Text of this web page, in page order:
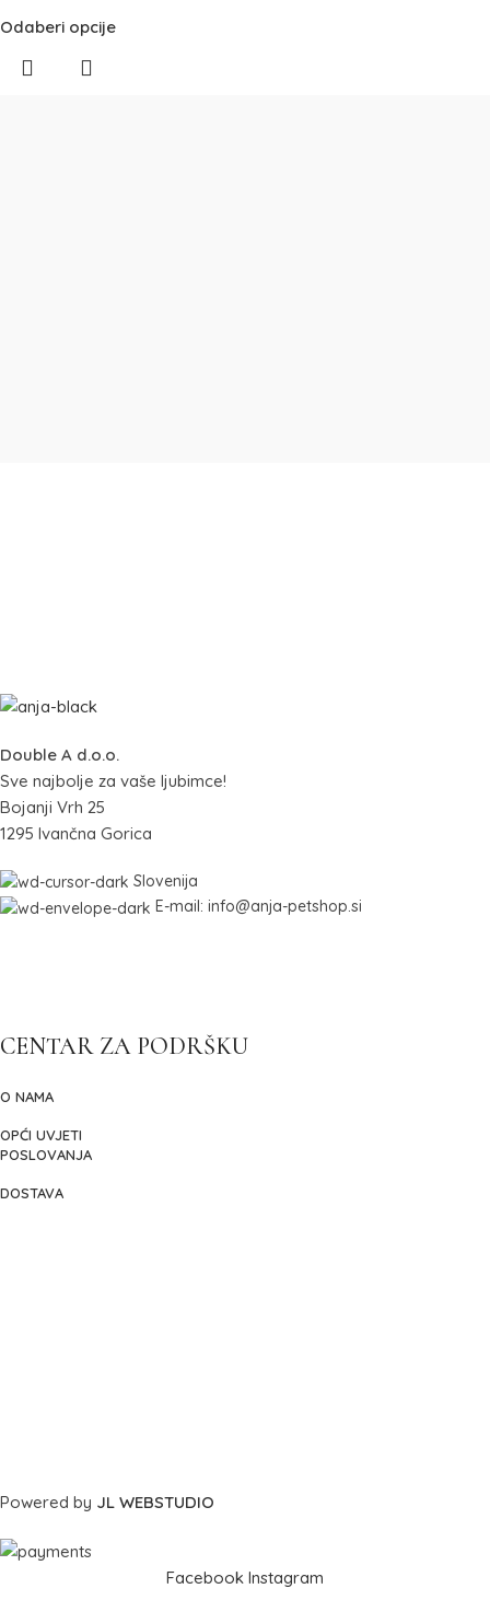
Odaberi opcije
Double A d.o.o.
Sve najbolje za vaše ljubimce!
Bojanji Vrh 25
1295 Ivančna Gorica
Slovenija
E-mail: info@anja-petshop.si
CENTAR ZA PODRŠKU
O NAMA
OPĆI UVJETI
POSLOVANJA
DOSTAVA
Powered by JL WEBSTUDIO
Facebook Instagram